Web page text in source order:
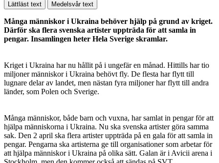
Lättläst text Medelsvår text
Många människor i Ukraina behöver hjälp på grund av kriget.
Därför ska flera svenska artister uppträda för att samla in
pengar. Insamlingen heter Hela Sverige skramlar.
Kriget i Ukraina har nu hållit på i ungefär en månad. Hittills har tio
miljoner människor i Ukraina behövt fly. De flesta har flytt till
lugnare delar av landet, men nästan fyra miljoner har flytt till andra
länder, som Polen och Sverige.
Många människor, både barn och vuxna, har samlat in pengar för att
hjälpa människorna i Ukraina. Nu ska svenska artister göra samma
sak. Den 2 april ska flera artister uppträda på en gala för att samla in
pengar. Pengarna ska artisterna ge till organisationer som arbetar för
att hjälpa människor i Ukraina på olika sätt. Galan är i Avicii arena i